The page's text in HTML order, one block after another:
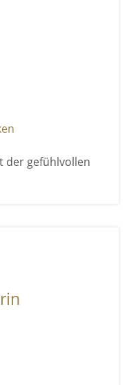
der gefühlvollen